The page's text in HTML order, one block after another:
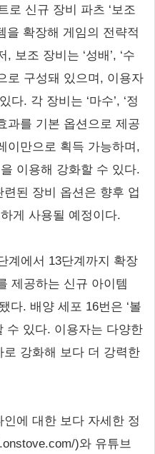
로 신규 장비 파츠 ‘보조
을 확장해 게임의 전략적
보조 장비는 ‘성배’, ‘수
로 구성돼 있으며, 이용자
. 각 장비는 ‘마수’, ‘정
과를 기본 옵션으로 제공
이만으로 획득 가능하며,
이용해 강화할 수 있다.
된 장비 옵션은 향후 업
게 사용될 예정이다.
계에서 13단계까지 확장
제공하는 신규 아이템
다. 배양 세포 16번은 ‘볼
수 있다. 이용자는 다양한
강화해 보다 더 강력한
에 대한 보다 자세한 정
)와 유튜브